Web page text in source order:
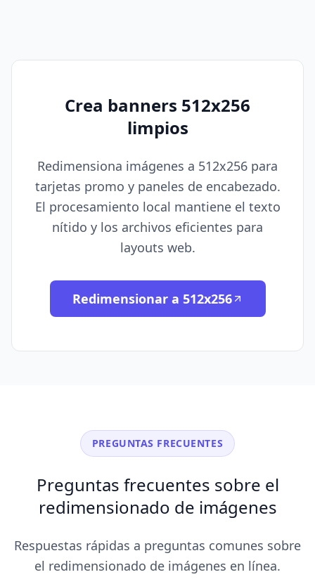
Crea banners 512x256
limpios
Redimensiona imágenes a 512x256 para
tarjetas promo y paneles de encabezado.
El procesamiento local mantiene el texto
nítido y los archivos eficientes para
layouts web.
Redimensionar a 512x256
PREGUNTAS FRECUENTES
Preguntas frecuentes sobre el
redimensionado de imágenes
Respuestas rápidas a preguntas comunes sobre
el redimensionado de imágenes en línea.